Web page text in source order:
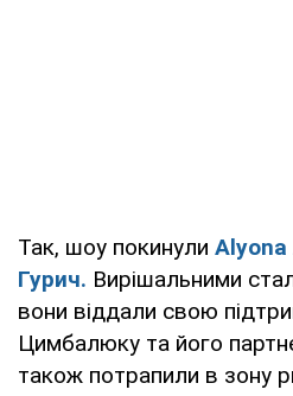
Так, шоу покинули Alyona
Гурич. Вирішальними
вони віддали свою
Цимбалюку та його
також потрапили в зону